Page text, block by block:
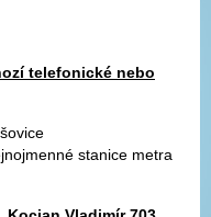
telefonické nebo
stanice metra